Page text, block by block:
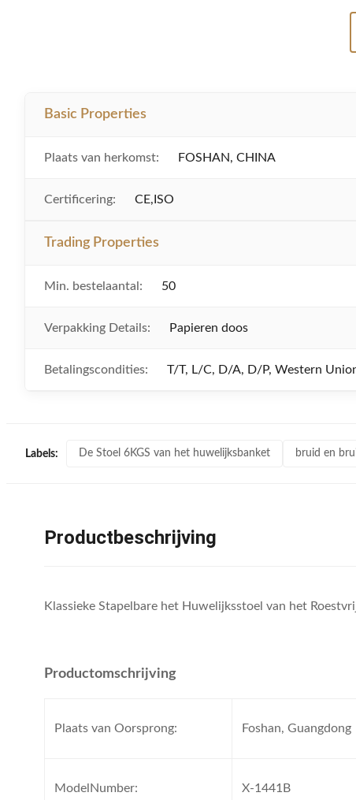
Basic Properties
Plaats van herkomst: FOSHAN, CHINA
Certificering: CE,ISO
Trading Properties
Min. bestelaantal: 50
Verpakking Details: Papieren doos
Betalingscondities: T/T, L/C, D/A, D/P, Western
Labels: De Stoel 6KGS van het huwelijksbanket bruid en
Productbeschrijving
Klassieke Stapelbare het Huwelijksstoel van het
Productomschrijving
Plaats van Oorsprong: Foshan, Guangdong
ModelNumber: X-1441B